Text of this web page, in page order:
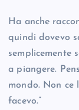
Ha anche
quindi dovevo
semplicemente
a piangere.
mondo. Non ce
facevo.”